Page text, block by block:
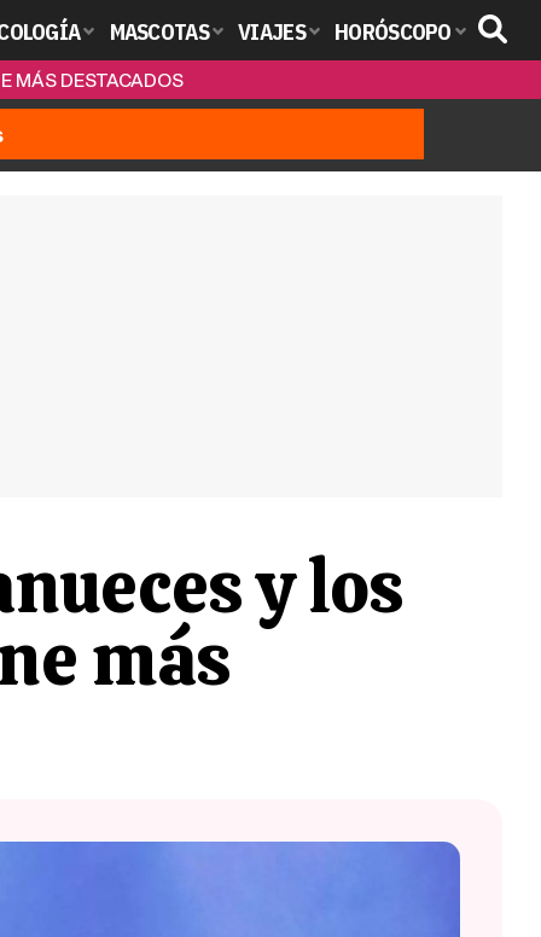
MASCOTAS VIAJES HORÓSCOPO
MÁS DESTACADOS
y los
más